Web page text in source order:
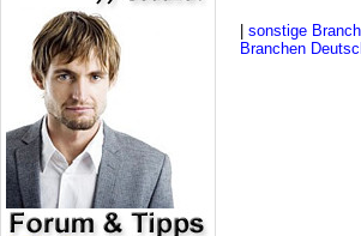
sonstige
Branchen